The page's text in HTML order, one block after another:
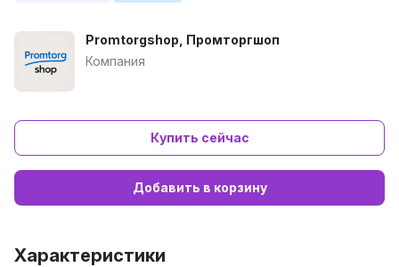
Promtorgshop, Промторгшоп
Компания
Купить сейчас
Добавить в корзину
Характеристики